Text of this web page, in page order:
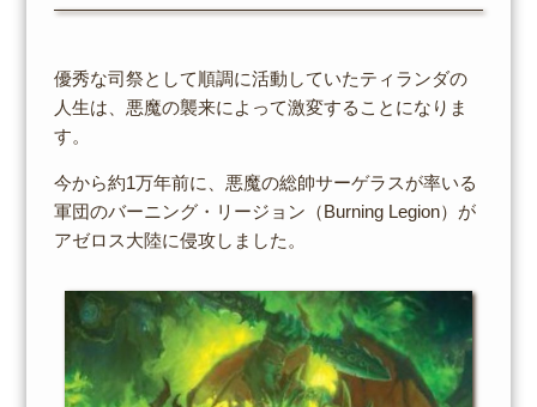
優秀な司祭として順調に活動していたティランダの
人生は、悪魔の襲来によって激変することになりま
す。
今から約1万年前に、悪魔の総帥サーゲラスが率いる
軍団のバーニング・リージョン（Burning Legion）が
アゼロス大陸に侵攻しました。